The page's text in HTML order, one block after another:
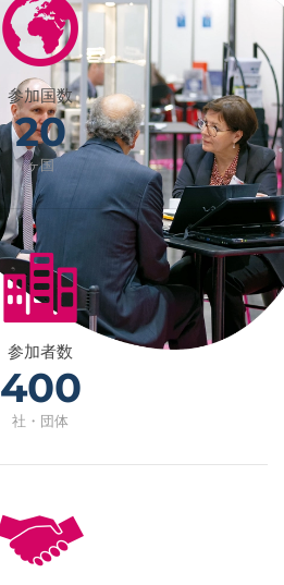
参加国数
20
ヶ国
参加者数
400
社・団体